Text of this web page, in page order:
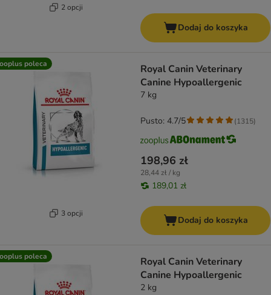
2 opcji
Dodaj do koszyka
poleca
3 opcji
Royal Canin Veterinary
Canine Hypoallergenic
7 kg
198,96 zł
28,44 zł / kg
189,01 zł
Pusto: 4.7/5 (1315)
Dodaj do koszyka
poleca
Royal Canin Veterinary
Canine Hypoallergenic
2 kg